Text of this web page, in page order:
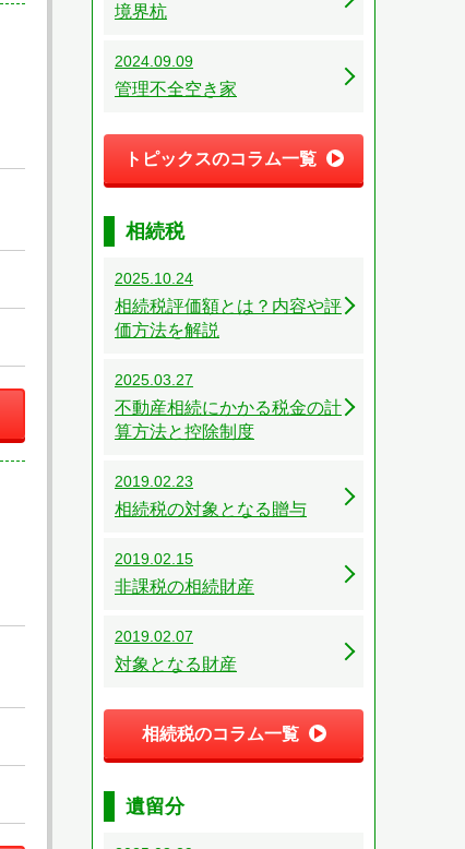
境界杭
2024.09.09
管理不全空き家
トピックスのコラム一覧
相続税
2025.10.24
相続税評価額とは？内容や評
価方法を解説
2025.03.27
不動産相続にかかる税金の計
算方法と控除制度
2019.02.23
相続税の対象となる贈与
2019.02.15
非課税の相続財産
2019.02.07
対象となる財産
相続税のコラム一覧
遺留分